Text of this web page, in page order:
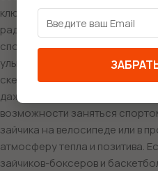
клюшку и готов к игре! Или же
радостно мчащегося к
спорта подойдут кружки
улыбкой мчит по склону. А как
скейте? Эти забавные
даже в самый напряженный
возможности заняться
зайчика на велосипеде или в
атмосферу тепла и позитива.
зайчиков-боксеров и